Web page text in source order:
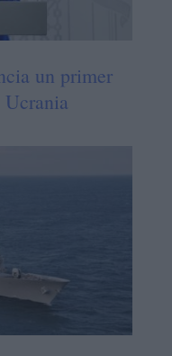
un primer
Ucrania